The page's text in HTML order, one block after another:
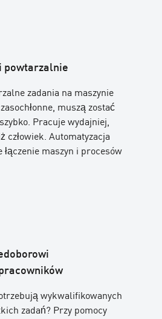
powtarzalnie
zadania na maszynie
muszą zostać
Pracuje wydajniej,
człowiek. Automatyzacja
maszyn i procesów
wykwalifikowanych
zadań? Przy pomocy